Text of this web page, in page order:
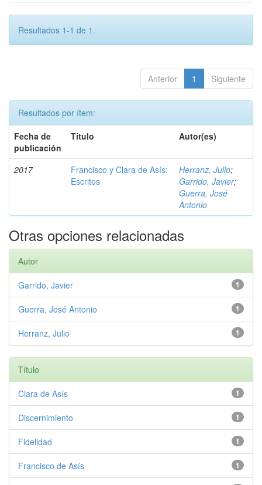
Resultados 1-1 de 1.
Anterior 1 Siguiente
Resultados por ítem:
Fecha de
publicación
Título Autor(es)
2017
Francisco y Clara de Asís:
Escritos
Herranz, Julio;
Garrido, Javier;
Guerra, José
Antonio
Otras opciones relacionadas
Autor
1
Garrido, Javier
1
Guerra, José Antonio
1
Herranz, Julio
Título
1
Clara de Asís
1
Discernimiento
1
Fidelidad
1
Francisco de Asís